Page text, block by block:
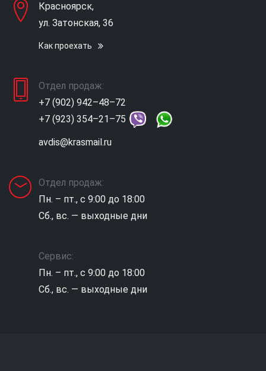
Красноярск,
ул. Затонская, 36
Как проехать
Отдел продаж:
+7 (902) 942–48–72
+7 (923) 354–21–75
avdis@krasmail.ru
Отдел продаж:
Пн. – пт., с 9:00 до 18:00
Сб., вс. — выходные дни
Сервис:
Пн. – пт., с 9:00 до 18:00
Сб., вс. — выходные дни